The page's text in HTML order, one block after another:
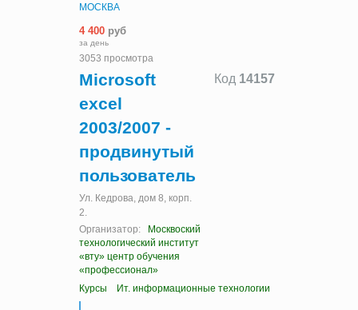
МОСКВА
4 400 руб
за день
3053 просмотра
Код 14157
Microsoft
excel
2003/2007 -
продвинутый
пользователь
Ул. Кедрова, дом 8, корп.
2.
Организатор:
Москвоский
технологический институт
«вту» центр обучения
«профессионал»
Курсы
Ит. информационные технологии